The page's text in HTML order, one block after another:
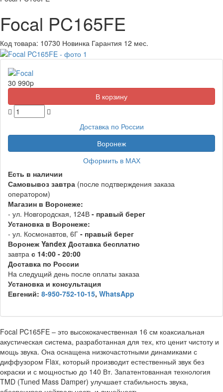
Focal PC165FE
Код товара: 10730 Новинка Гарантия 12 мес.
30 990p
Доставка по России
Воронеж
Оформить в МАХ
Есть в наличии
Самовывоз завтра (после подтверждения заказа
оператором)
Магазин в Воронеже:
- ул. Новгородская, 124В - правый берег
Установка в Воронеже:
- ул. Космонавтов, 6Г - правый берег
Воронеж Yandex Доставка бесплатно
завтра с 14:00 - 20:00
Доставка по России
На следущий день после оплаты заказа
Установка и консультация
Евгений: 8-950-752-10-15, WhatsApp
Focal PC165FE – это высококачественная 16 см коаксиальная
акустическая система, разработанная для тех, кто ценит чистоту и
мощь звука. Она оснащена низкочастотными динамиками с
диффузором Flax, который производит естественный звук без
окраски и с мощностью до 140 Вт. Запатентованная технология
TMD (Tuned Mass Damper) улучшает стабильность звука,